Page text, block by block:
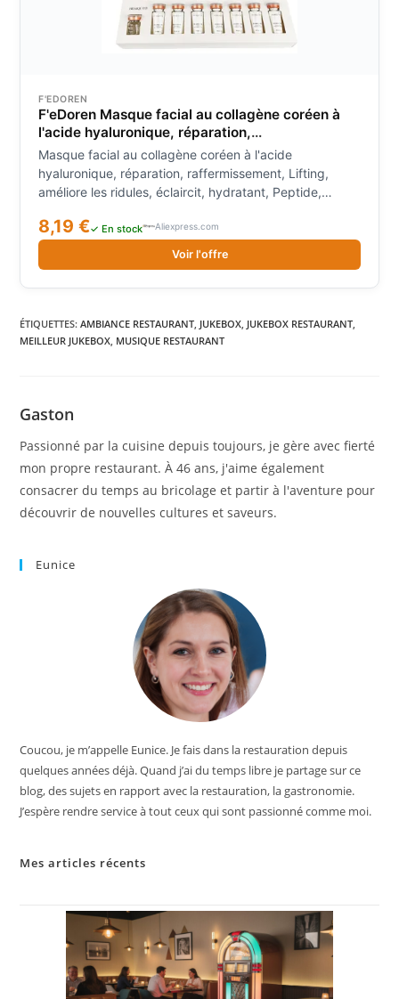
F'EDOREN
F'eDoren Masque facial au collagène coréen à
l'acide hyaluronique, réparation,
raffermissement, Lifting, améliore les ridules,
éclaircit, hydratant, Peptide, Essence, soins
pour la peau
Masque facial au collagène coréen à l'acide
hyaluronique, réparation, raffermissement, Lifting,
améliore les ridules, éclaircit, hydratant, Peptide,
8,19 €✓ En stock Aliexpress.com
Voir l'offre
ÉTIQUETTES:AMBIANCE RESTAURANT, JUKEBOX, JUKEBOX RESTAURANT,
MEILLEUR JUKEBOX, MUSIQUE RESTAURANT
Gaston
Passionné par la cuisine depuis toujours, je gère avec fierté
mon propre restaurant. À 46 ans, j'aime également
consacrer du temps au bricolage et partir à l'aventure pour
découvrir de nouvelles cultures et saveurs.
Eunice
Coucou, je m’appelle Eunice. Je fais dans la restauration depuis
quelques années déjà. Quand j’ai du temps libre je partage sur ce
blog, des sujets en rapport avec la restauration, la gastronomie.
J’espère rendre service à tout ceux qui sont passionné comme moi.
Mes articles récents